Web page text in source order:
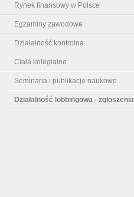
Rynek finansowy w Polsce
Egzaminy zawodowe
Działalność kontrolna
Ciała kolegialne
Seminaria i publikacje naukowe
Działalność lobbingowa - zgłoszenia